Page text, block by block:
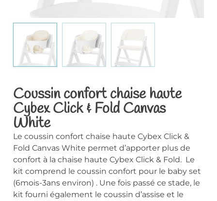
Coussin confort chaise haute
Cybex Click & Fold Canvas
White
Le coussin confort chaise haute Cybex Click &
Fold Canvas White permet d’apporter plus de
confort à la chaise haute Cybex Click & Fold. Le
kit comprend le coussin confort pour le baby set
(6mois-3ans environ) . Une fois passé ce stade, le
kit fourni également le coussin d’assise et le